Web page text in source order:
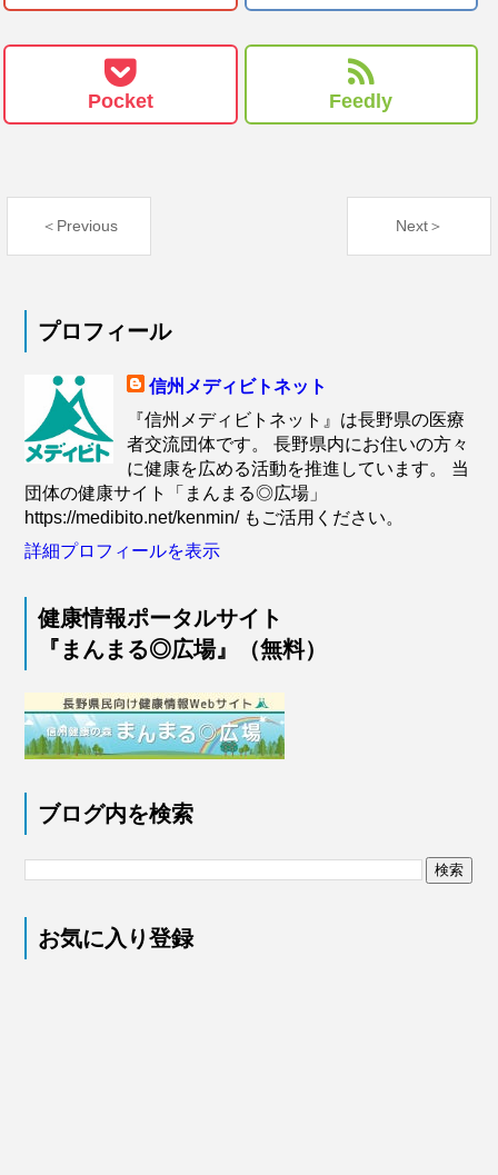
Pocket Feedly
＜Previous Next＞
プロフィール
信州メディビトネット
『信州メディビトネット』は長野県の医療
者交流団体です。 長野県内にお住いの方々
に健康を広める活動を推進しています。 当
団体の健康サイト「まんまる◎広場」
https://medibito.net/kenmin/ もご活用ください。
詳細プロフィールを表示
健康情報ポータルサイト
『まんまる◎広場』（無料）
ブログ内を検索
お気に入り登録